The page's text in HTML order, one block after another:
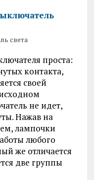
света
проста:
контакта,
своей
не идет,
Нажав на
лампочки
любого
же отличается
две группы